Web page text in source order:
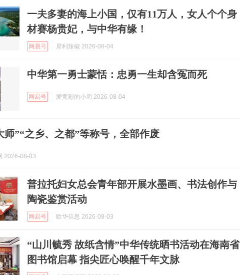
一夫多妻的海上小国，仅有11万人，女人个个身
材赛杨贵妃，与中华有缘！
网易号 犀利辣椒 2026-08-04
中华第一勇士蒙恬：忠勇一生却含冤而死
网易号 爱竞彩的小周 2026-08-04
师”“之乡、之都”等称号，全部作废
2026-08-03
普拉托妇女总会青年部开展水墨画、书法创作与
陶瓷鉴赏活动
网易号 欧华信息 2026-08-03
“山川毓秀 故纸含情”中华传统晒书活动在海南省
图书馆启幕 指尖匠心唤醒千年文脉